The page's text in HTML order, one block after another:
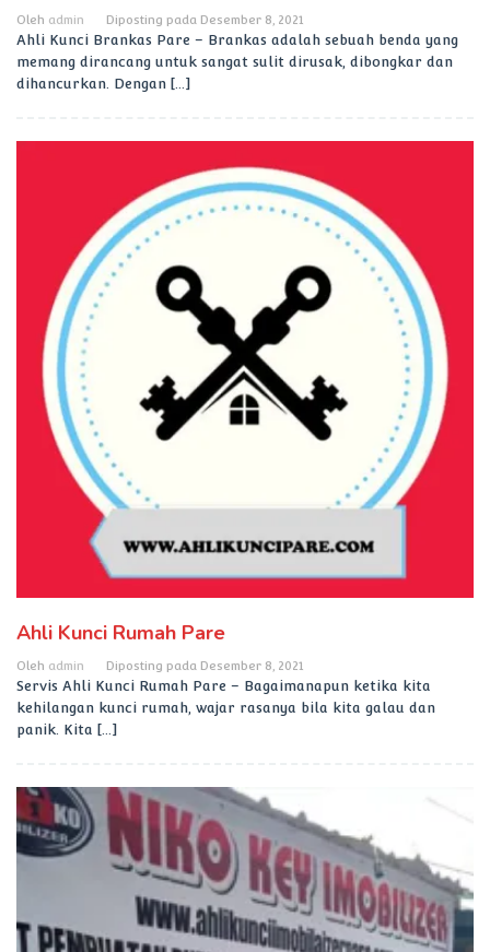
Oleh admin Diposting pada Desember 8, 2021
Ahli Kunci Brankas Pare – Brankas adalah sebuah benda yang
memang dirancang untuk sangat sulit dirusak, dibongkar dan
dihancurkan. Dengan […]
Ahli Kunci Rumah Pare
Oleh admin Diposting pada Desember 8, 2021
Servis Ahli Kunci Rumah Pare – Bagaimanapun ketika kita
kehilangan kunci rumah, wajar rasanya bila kita galau dan
panik. Kita […]